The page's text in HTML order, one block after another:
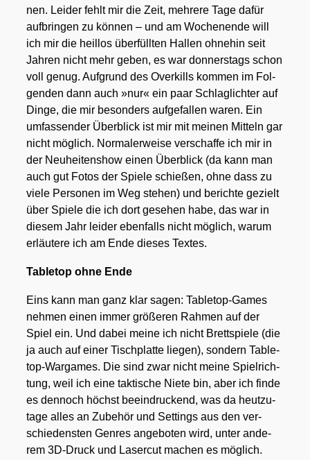
nen. Lei­der fehlt mir die Zeit, meh­re­re Tage dafür
auf­brin­gen zu kön­nen – und am Wochen­en­de will
ich mir die heil­los über­füll­ten Hal­len ohne­hin seit
Jah­ren nicht mehr geben, es war don­ners­tags schon
voll genug. Auf­grund des Over­kills kom­men im Fol­
gen­den dann auch »nur« ein paar Schlag­lich­ter auf
Din­ge, die mir beson­ders auf­ge­fal­len waren. Ein
umfas­sen­der Über­blick ist mir mit mei­nen Mit­teln gar
nicht mög­lich. Nor­ma­ler­wei­se ver­schaf­fe ich mir in
der Neu­hei­ten­show einen Über­blick (da kann man
auch gut Fotos der Spie­le schie­ßen, ohne dass zu
vie­le Per­so­nen im Weg ste­hen) und berich­te gezielt
über Spie­le die ich dort gese­hen habe, das war in
die­sem Jahr lei­der eben­falls nicht mög­lich, war­um
erläu­te­re ich am Ende die­ses Tex­tes.
Table­top ohne Ende
Eins kann man ganz klar sagen: Table­top-Games
neh­men einen immer grö­ße­ren Rah­men auf der
Spiel ein. Und dabei mei­ne ich nicht Brett­spie­le (die
ja auch auf einer Tisch­plat­te lie­gen), son­dern Table­
top-War­games. Die sind zwar nicht mei­ne Spiel­rich­
tung, weil ich eine tak­ti­sche Nie­te bin, aber ich fin­de
es den­noch höchst beein­dru­ckend, was da heut­zu­
ta­ge alles an Zube­hör und Set­tings aus den ver­
schie­dens­ten Gen­res ange­bo­ten wird, unter ande­
rem 3D-Druck und Laser­cut machen es mög­lich.